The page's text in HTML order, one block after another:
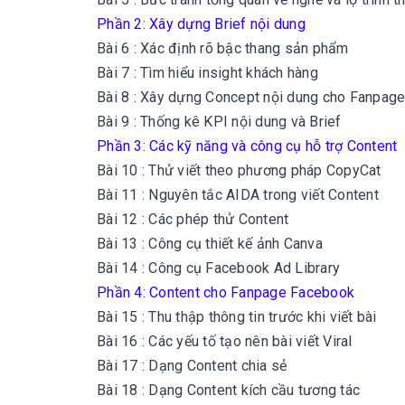
Phần 2: Xây dựng Brief nội dung
Bài 6 : Xác định rõ bậc thang sản phẩm
Bài 7 : Tìm hiểu insight khách hàng
Bài 8 : Xây dựng Concept nội dung cho Fanpage
Bài 9 : Thống kê KPI nội dung và Brief
Phần 3: Các kỹ năng và công cụ hỗ trợ Content
Bài 10 : Thử viết theo phương pháp CopyCat
Bài 11 : Nguyên tắc AIDA trong viết Content
Bài 12 : Các phép thử Content
Bài 13 : Công cụ thiết kế ảnh Canva
Bài 14 : Công cụ Facebook Ad Library
Phần 4: Content cho Fanpage Facebook
Bài 15 : Thu thập thông tin trước khi viết bài
Bài 16 : Các yếu tố tạo nên bài viết Viral
Bài 17 : Dạng Content chia sẻ
Bài 18 : Dạng Content kích cầu tương tác